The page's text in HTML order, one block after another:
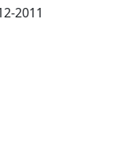
2011